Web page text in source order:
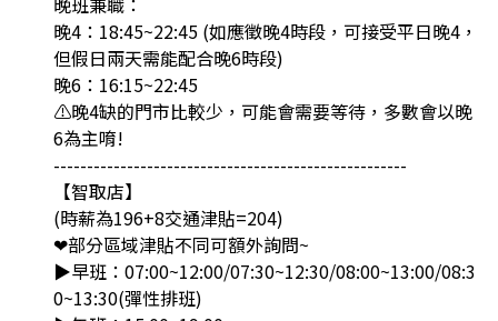
晚4：18:45~22:45 (如應徵晚4時段，可接受平日晚4，
但假日兩天需能配合晚6時段)
晚6：16:15~22:45
⚠晚4缺的門市比較少，可能會需要等待，多數會以晚
6為主唷!
-----------------------------------------------------
【智取店】
(時薪為196+8交通津貼=204)
❤部分區域津貼不同可額外詢問~
▶早班：07:00~12:00/07:30~12:30/08:00~13:00/08:3
0~13:30(彈性排班)